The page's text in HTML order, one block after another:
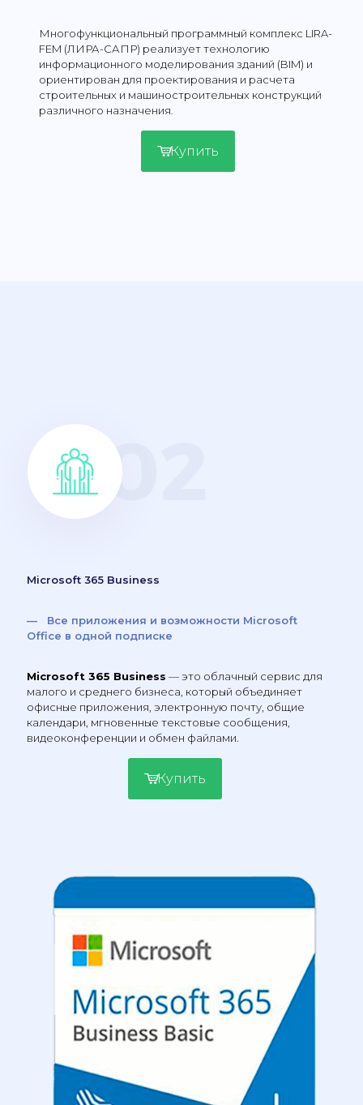
Многофункциональный программный комплекс LIRA-
FEM (ЛИРА-САПР) реализует технологию
информационного моделирования зданий (BIM) и
ориентирован для проектирования и расчета
строительных и машиностроительных конструкций
различного назначения.
Купить
Microsoft 365 Business
— Все приложения и возможности Microsoft
Office в одной подписке
Microsoft 365 Business — это облачный сервис для
малого и среднего бизнеса, который объединяет
офисные приложения, электронную почту, общие
календари, мгновенные текстовые сообщения,
видеоконференции и обмен файлами.
Купить